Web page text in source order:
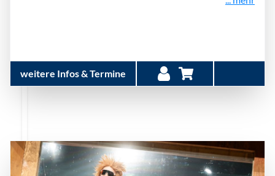
weitere Infos & Termine